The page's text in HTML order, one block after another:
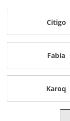
Citigo
Fabia
Karoq